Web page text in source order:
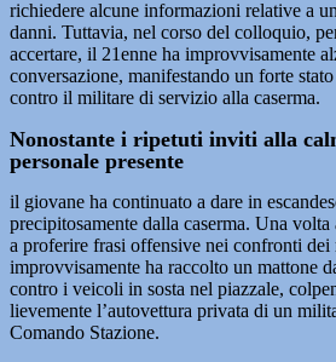
richiedere alcune informazioni relative a
danni. Tuttavia, nel corso del colloquio,
accertare, il 21enne ha improvvisamente
conversazione, manifestando un forte
contro il militare di servizio alla caserma.
Nonostante i ripetuti inviti alla
personale presente
il giovane ha continuato a dare in
precipitosamente dalla caserma. Una volta
a proferire frasi offensive nei confronti
improvvisamente ha raccolto un mattone
contro i veicoli in sosta nel piazzale,
lievemente l’autovettura privata di un
Comando Stazione.